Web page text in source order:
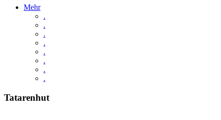
Mehr
.
.
.
.
.
.
.
.
Tatarenhut